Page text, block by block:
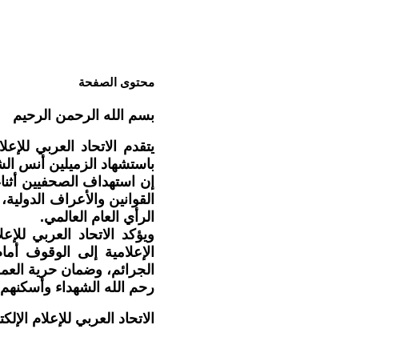
محتوى الصفحة
بسم الله الرحمن الرحيم
يتقدم الاتحاد العربي
باستشهاد الزميلين أنس
إن استهداف الصحفيين
القوانين والأعراف
الرأي العام العالمي.
ويؤكد الاتحاد العربي
الإعلامية إلى الوقوف
الجرائم، وضمان حرية
رحم الله الشهداء
الاتحاد العربي للإعلام